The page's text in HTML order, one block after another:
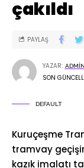
çakıldı
SON
YAZAR: ADMIN
PAYLAŞ
DEFAULT
Kuruçeşme
tramvay
kazık imalatı